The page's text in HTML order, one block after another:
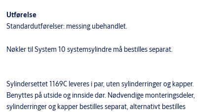
Utførelse
Standardutførelser: messing ubehandlet.
Nøkler til System 10 systemsylindre må bestilles separat.
Sylindersettet 1169C leveres i par, uten sylinderringer og kapper.
Benyttes på utside og innside dør. Nødvendige monteringsdeler,
sylinderringer og kapper bestilles separat, alternativt bestilles